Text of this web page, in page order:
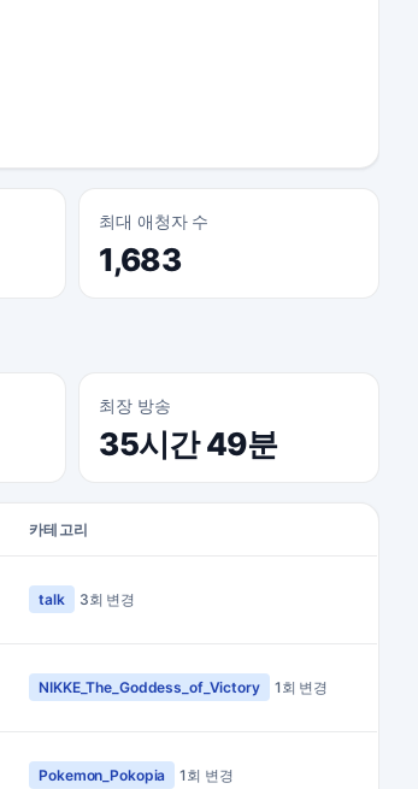
최대 애청자 수
1,683
최장 방송
35시간 49분
카테고리
talk 3회 변경
NIKKE_The_Goddess_of_Victory 1회 변경
Pokemon_Pokopia 1회 변경